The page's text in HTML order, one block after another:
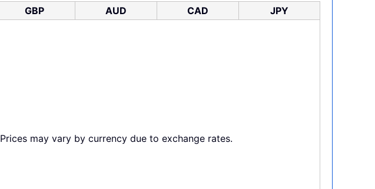
GBP AUD CAD
JPY
Prices may vary by currency due to exchange rates.